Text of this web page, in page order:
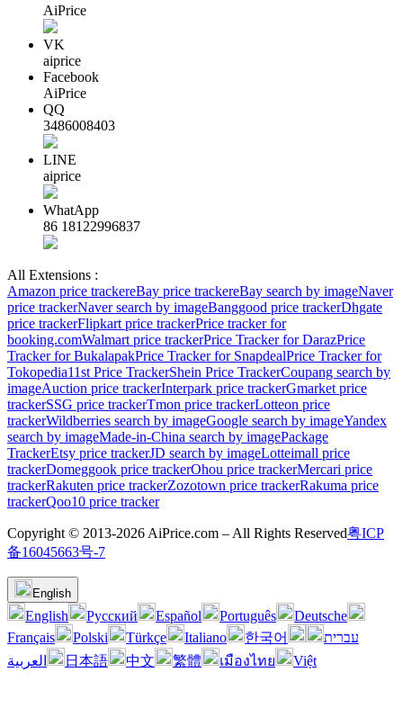
AiPrice
VK
aiprice
Facebook
AiPrice
QQ
3486008403
LINE
aiprice
WhatApp
86 18122996837
All Extensions :
Amazon price trackereBay price trackereBay search by imageNaver
price trackerNaver search by imageBanggood price trackerDhgate
price trackerFlipkart price trackerPrice tracker for
booking.comWalmart price trackerPrice Tracker for DarazPrice
Tracker for BukalapakPrice Tracker for SnapdealPrice Tracker for
Tokopedia11st Price TrackerShein Price TrackerCoupang search by
imageAuction price trackerInterpark price trackerGmarket price
trackerSSG price trackerTmon price trackerLotteon price
trackerWildberries search by imageGoogle search by imageYandex
search by imageMade-in-China search by imagePackage
TrackerEtsy price trackerJD search by imageLotteimall price
trackerDomeggook price trackerOhou price trackerMercari price
trackerRakuten price trackerZozotown price trackerRakuma price
trackerQoo10 price tracker
Copyright © 2013-2026 AiPrice.com – All Rights Reserved粤ICP
备16045663号-7
English
English Pусский Español Português
Deutsche
Français
Polski Türkçe Italiano 한국어
עברית
العربية
日本語 中文 繁體 เมืองไทย Việt